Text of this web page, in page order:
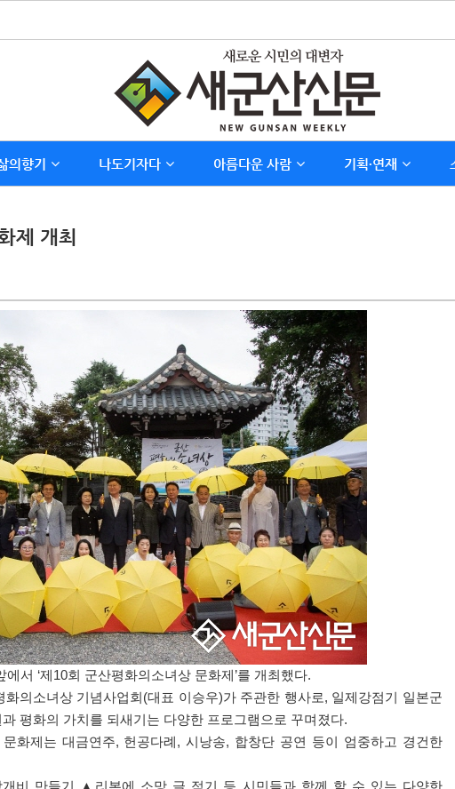
의향기 나도기자다 아름다운 사람 기획∙연재
제 개최
에서 ‘제 10회 군산평화의소녀상 문화제 ’를 개최했다.
의소녀상 기념사업회 (대표 이승우)가 주관한 행사로, 일제강점기 일본군
과 평화의 가치를 되새기는 다양한 프로그램으로 꾸며졌다.
화제는 대금연주, 헌공다례 ,시낭송, 합창단 공연 등이 엄중하고 경건한